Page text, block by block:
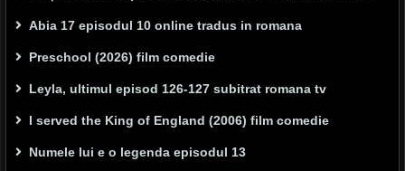
Abia 17 episodul 10 online tradus in romana
Preschool (2026) film comedie
Leyla, ultimul episod 126-127 subitrat romana tv
I served the King of England (2006) film comedie
Numele lui e o legenda episodul 13